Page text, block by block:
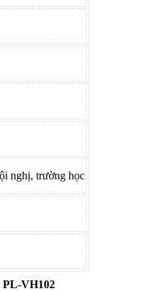
nghị, trường học
PL-VH102